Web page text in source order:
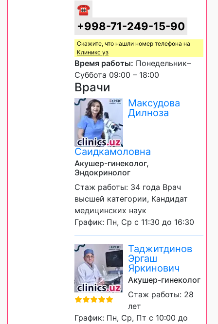
☎
+998-71-249-15-90
Скажите, что нашли номер телефона на
Клиникс уз
Время работы: Понедельник–
Суббота 09:00 – 18:00
Врачи
Максудова
Дилноза
Саидкамоловна
Акушер-гинеколог,
Эндокринолог
Стаж работы: 34 года Врач
высшей категории, Кандидат
медицинских наук
График: Пн, Ср с 11:30 до 16:30
Таджитдинов
Эргаш
Яркинович
Акушер-гинеколог
Стаж работы: 28
лет
График: Пн, Ср, Пт с 10:00 до